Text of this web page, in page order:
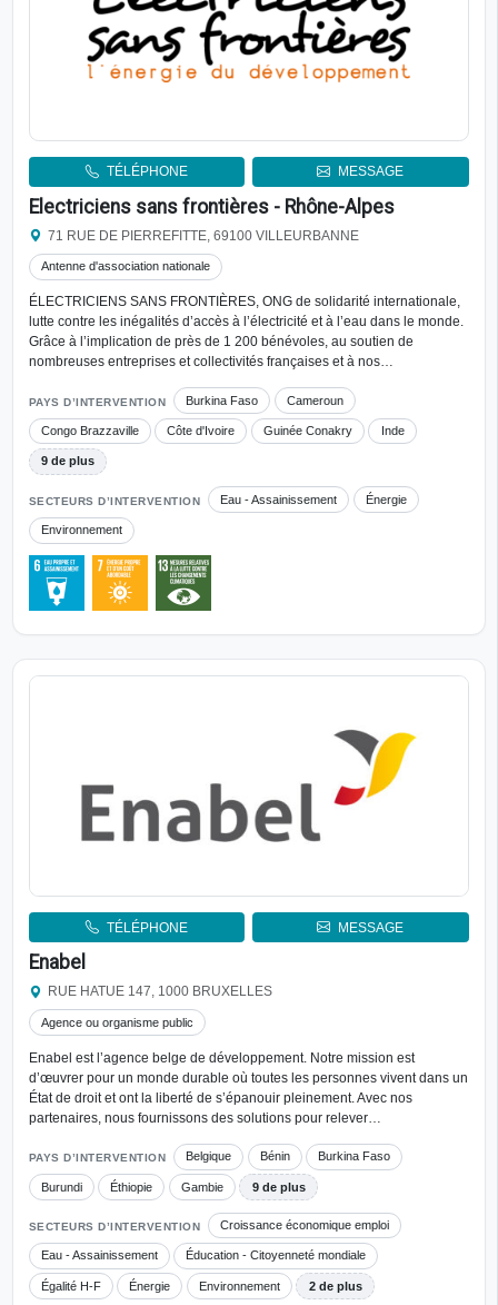
TÉLÉPHONE MESSAGE
Electriciens sans frontières - Rhône-Alpes
71 RUE DE PIERREFITTE, 69100 VILLEURBANNE
Antenne d'association nationale
ÉLECTRICIENS SANS FRONTIÈRES, ONG de solidarité internationale,
lutte contre les inégalités d’accès à l’électricité et à l’eau dans le monde.
Grâce à l’implication de près de 1 200 bénévoles, au soutien de
nombreuses entreprises et collectivités françaises et à nos…
PAYS D’INTERVENTION Burkina Faso Cameroun
Congo Brazzaville Côte d'Ivoire Guinée Conakry Inde
9 de plus
SECTEURS D’INTERVENTION Eau - Assainissement Énergie
Environnement
TÉLÉPHONE MESSAGE
Enabel
RUE HATUE 147, 1000 BRUXELLES
Agence ou organisme public
Enabel est l’agence belge de développement. Notre mission est
d’œuvrer pour un monde durable où toutes les personnes vivent dans un
État de droit et ont la liberté de s’épanouir pleinement. Avec nos
partenaires, nous fournissons des solutions pour relever…
PAYS D’INTERVENTION Belgique Bénin Burkina Faso
Burundi Éthiopie Gambie 9 de plus
SECTEURS D’INTERVENTION Croissance économique emploi
Eau - Assainissement Éducation - Citoyenneté mondiale
Égalité H-F Énergie Environnement 2 de plus